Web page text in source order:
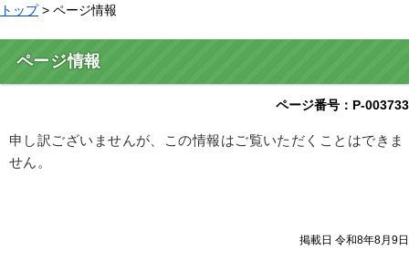
トップ> ページ情報
ページ情報
ページ番号：P-003733
申し訳ございませんが、この情報はご覧いただくことはできま
せん。
掲載日 令和8年8月9日